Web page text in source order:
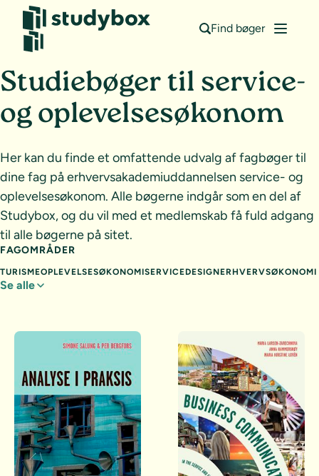
Find bøger
Studiebøger til service-
og oplevelsesøkonom
Her kan du finde et omfattende udvalg af fagbøger til
dine fag på erhvervsakademiuddannelsen service- og
oplevelsesøkonom. Alle bøgerne indgår som en del af
Studybox, og du vil med et medlemskab få fuld adgang
til alle bøgerne på sitet.
FAGOMRÅDER
TURISMEOPLEVELSESØKONOMISERVICEDESIGNERHVERVSØKONOMI
Se alle